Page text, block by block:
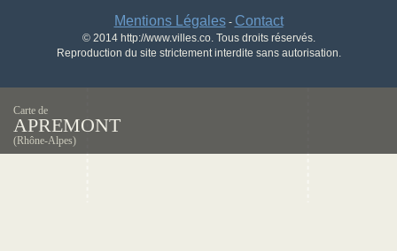
Mentions Légales- Contact
© 2014 http://www.villes.co. Tous droits réservés.
Reproduction du site strictement interdite sans autorisation.
Carte de
APREMONT
(Rhône-Alpes)